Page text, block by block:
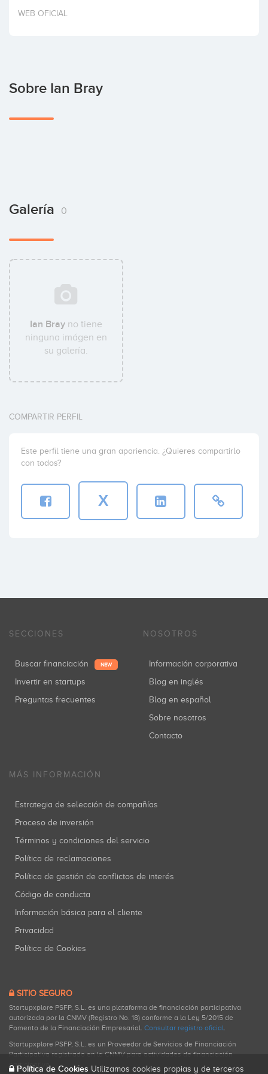
Invertir
WEB OFICIAL
Sobre Ian Bray
Galería 0
Ian Bray no tiene
ninguna imágen en
su galería.
COMPARTIR PERFIL
Este perfil tiene una gran apariencia. ¿Quieres compartirlo
con todos?
X
SECCIONES
Buscar financiación NEW
Invertir en startups
Preguntas frecuentes
NOSOTROS
Información corporativa
Blog en inglés
Blog en español
Sobre nosotros
Contacto
MÁS INFORMACIÓN
Estrategia de selección de compañías
Proceso de inversión
Términos y condiciones del servicio
Política de reclamaciones
Política de gestión de conflictos de interés
Código de conducta
Información básica para el cliente
Privacidad
Política de Cookies
SITIO SEGURO
Startupxplore PSFP, S.L. es una plataforma de financiación participativa
autorizada por la CNMV (Registro No. 18) conforme a la Ley 5/2015 de
Fomento de la Financiación Empresarial. Consultar registro oficial.
Startupxplore PSFP, S.L. es un Proveedor de Servicios de Financiación
Participativa registrado en la CNMV para actividades de financiación
participativa.
Política de Cookies Utilizamos cookies propias y de terceros